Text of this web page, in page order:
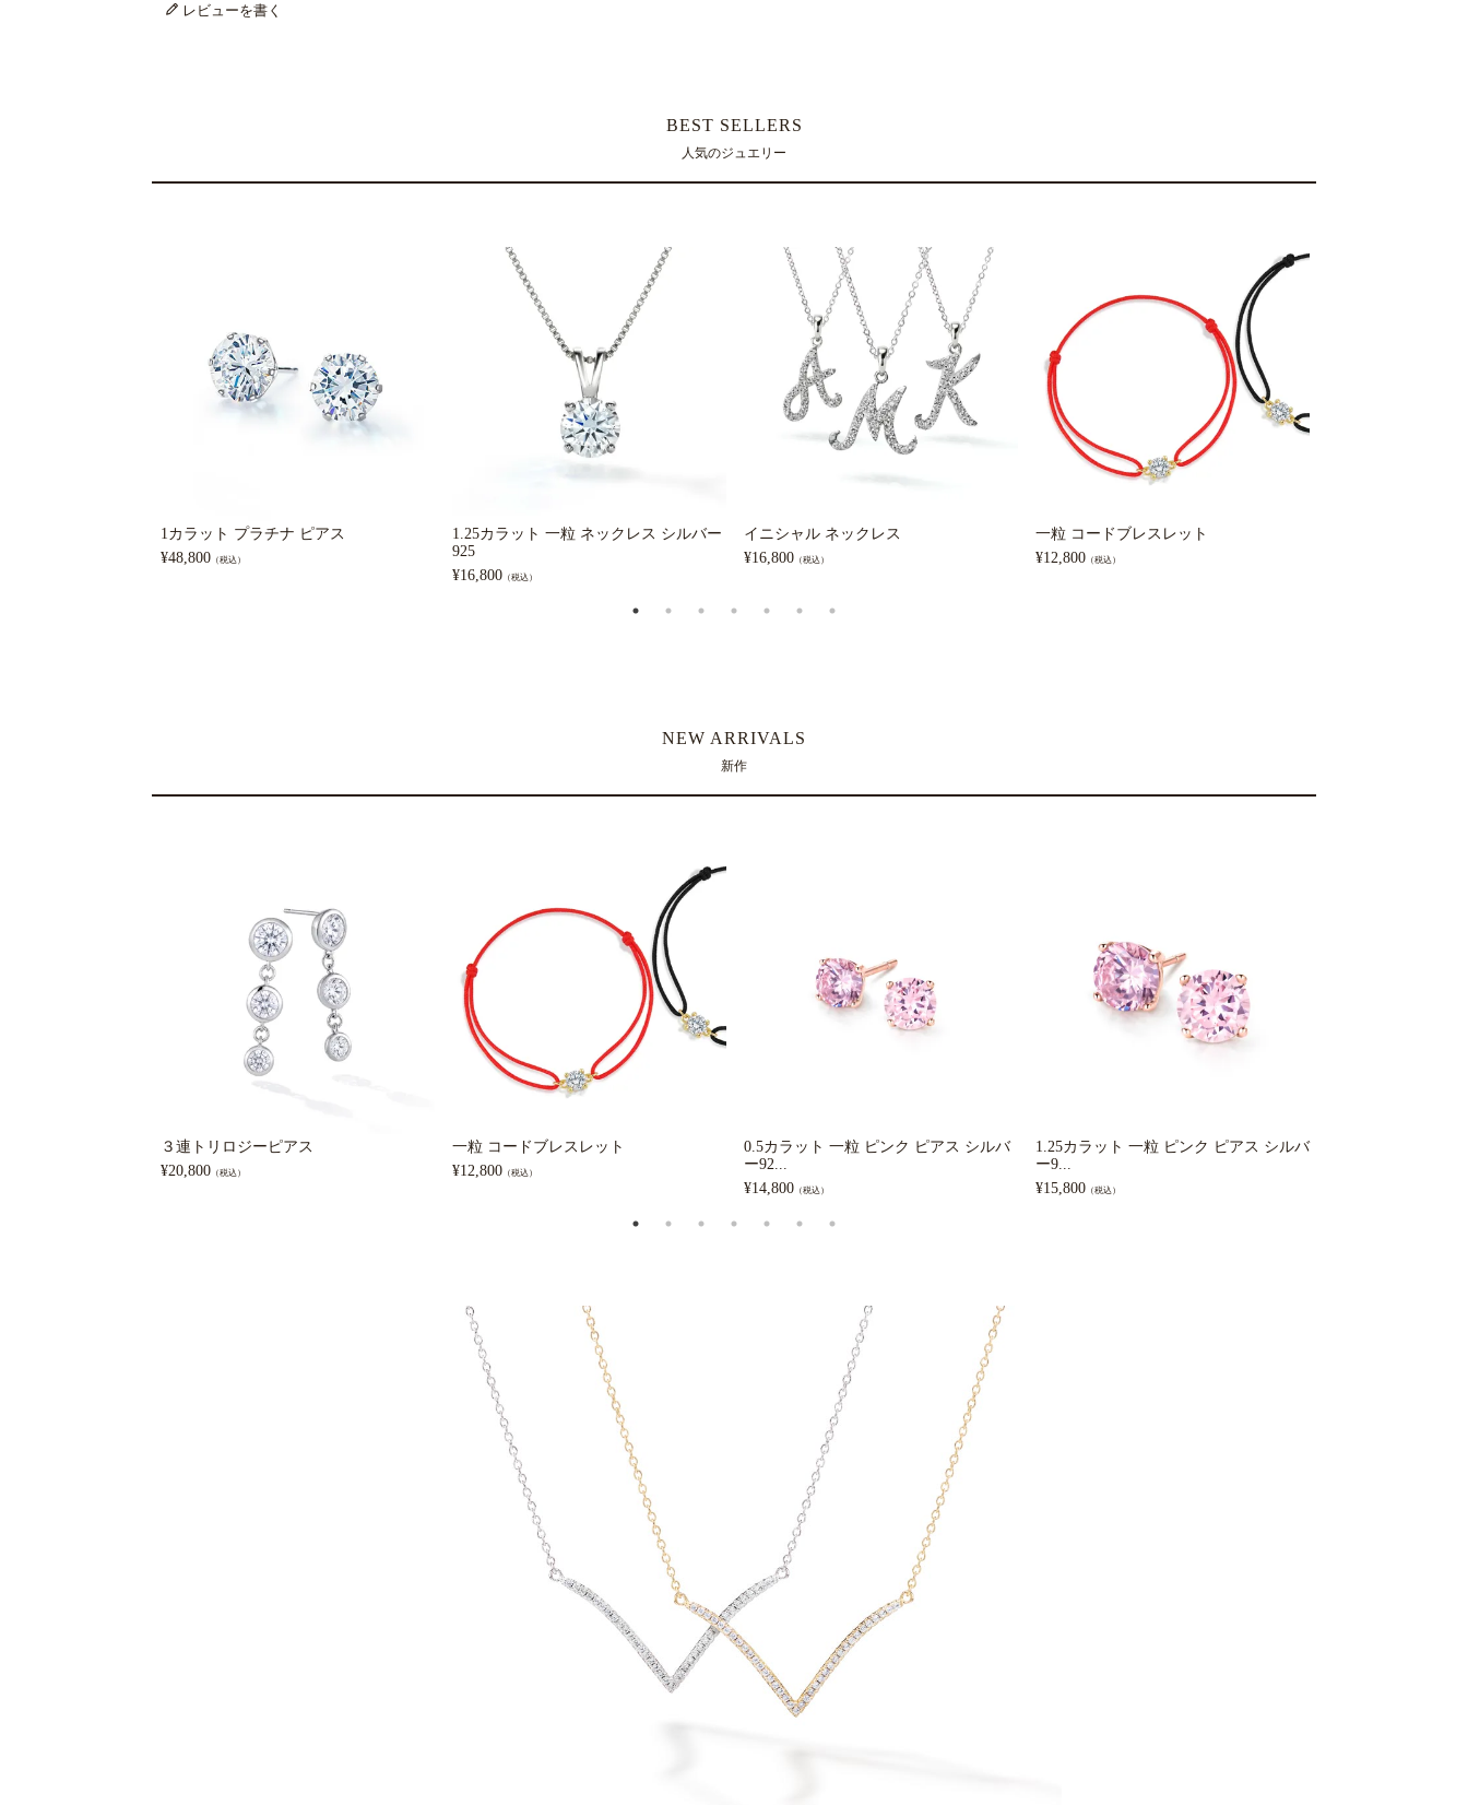
レビューを書く
BEST SELLERS
人気のジュエリー
1カラット プラチナ ピアス
¥48,800 （税込）
1.25カラット 一粒 ネックレス シルバー
925
¥16,800 （税込）
イニシャル ネックレス
¥16,800 （税込）
一粒 コードブレスレット
¥12,800 （税込）
NEW ARRIVALS
新作
３連トリロジーピアス
¥20,800 （税込）
一粒 コードブレスレット
¥12,800 （税込）
0.5カラット 一粒 ピンク ピアス シルバ
ー92...
¥14,800 （税込）
1.25カラット 一粒 ピンク ピアス シルバ
ー9...
¥15,800 （税込）